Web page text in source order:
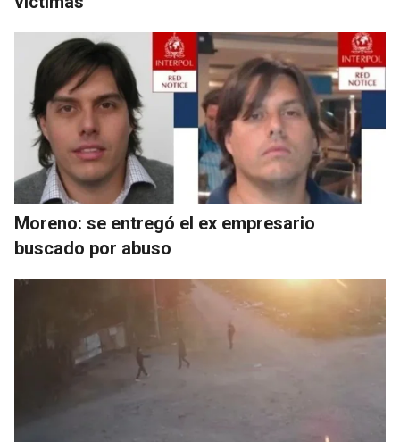
Moreno: se entregó el ex empresario
buscado por abuso